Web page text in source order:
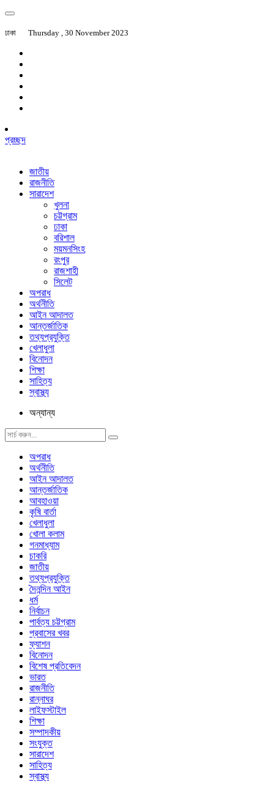
ঢাকা Thursday , 30 November 2023
প্রচ্ছদ
জাতীয়
রাজনীতি
সারাদেশ
খুলনা
চট্টগ্রাম
ঢাকা
বরিশাল
ময়মনসিংহ
রংপুর
রাজশাহী
সিলেট
অপরাধ
অর্থনীতি
আইন আদালত
আন্তর্জাতিক
তথ্যপ্রযুক্তি
খেলাধুলা
বিনোদন
শিক্ষা
সাহিত্য
স্বাস্থ্য
অন্যান্য
অপরাধ
অর্থনীতি
আইন আদালত
আন্তর্জাতিক
আবহাওয়া
কৃষি বার্তা
খেলাধুলা
খোলা কলাম
গনমাধ্যাম
চাকরি
জাতীয়
তথ্যপ্রযুক্তি
দৈনন্দিন আইন
ধর্ম
নির্বাচন
পার্বত্য চট্টগ্রাম
প্রবাসের খবর
ফ্যাশন
বিনোদন
বিশেষ প্রতিবেদন
ভারত
রাজনীতি
রান্নাঘর
লাইফস্টাইল
শিক্ষা
সম্পাদকীয়
সংযুক্ত
সারাদেশ
সাহিত্য
স্বাস্থ্য